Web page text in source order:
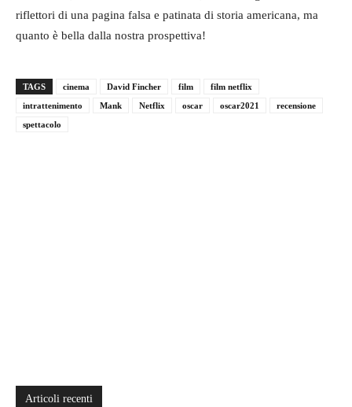
riflettori di una pagina falsa e patinata di storia americana, ma
quanto è bella dalla nostra prospettiva!
TAGS cinema David Fincher film
film netflix
intrattenimento
Mank Netflix oscar oscar2021
recensione
spettacolo
Articoli recenti